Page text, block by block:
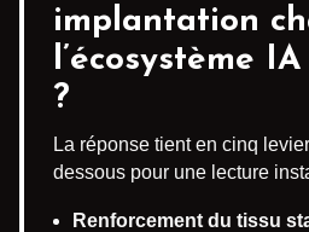
implantation
l’écosystème
?
La réponse tient en cinq
dessous pour une lecture
Renforcement du tissu